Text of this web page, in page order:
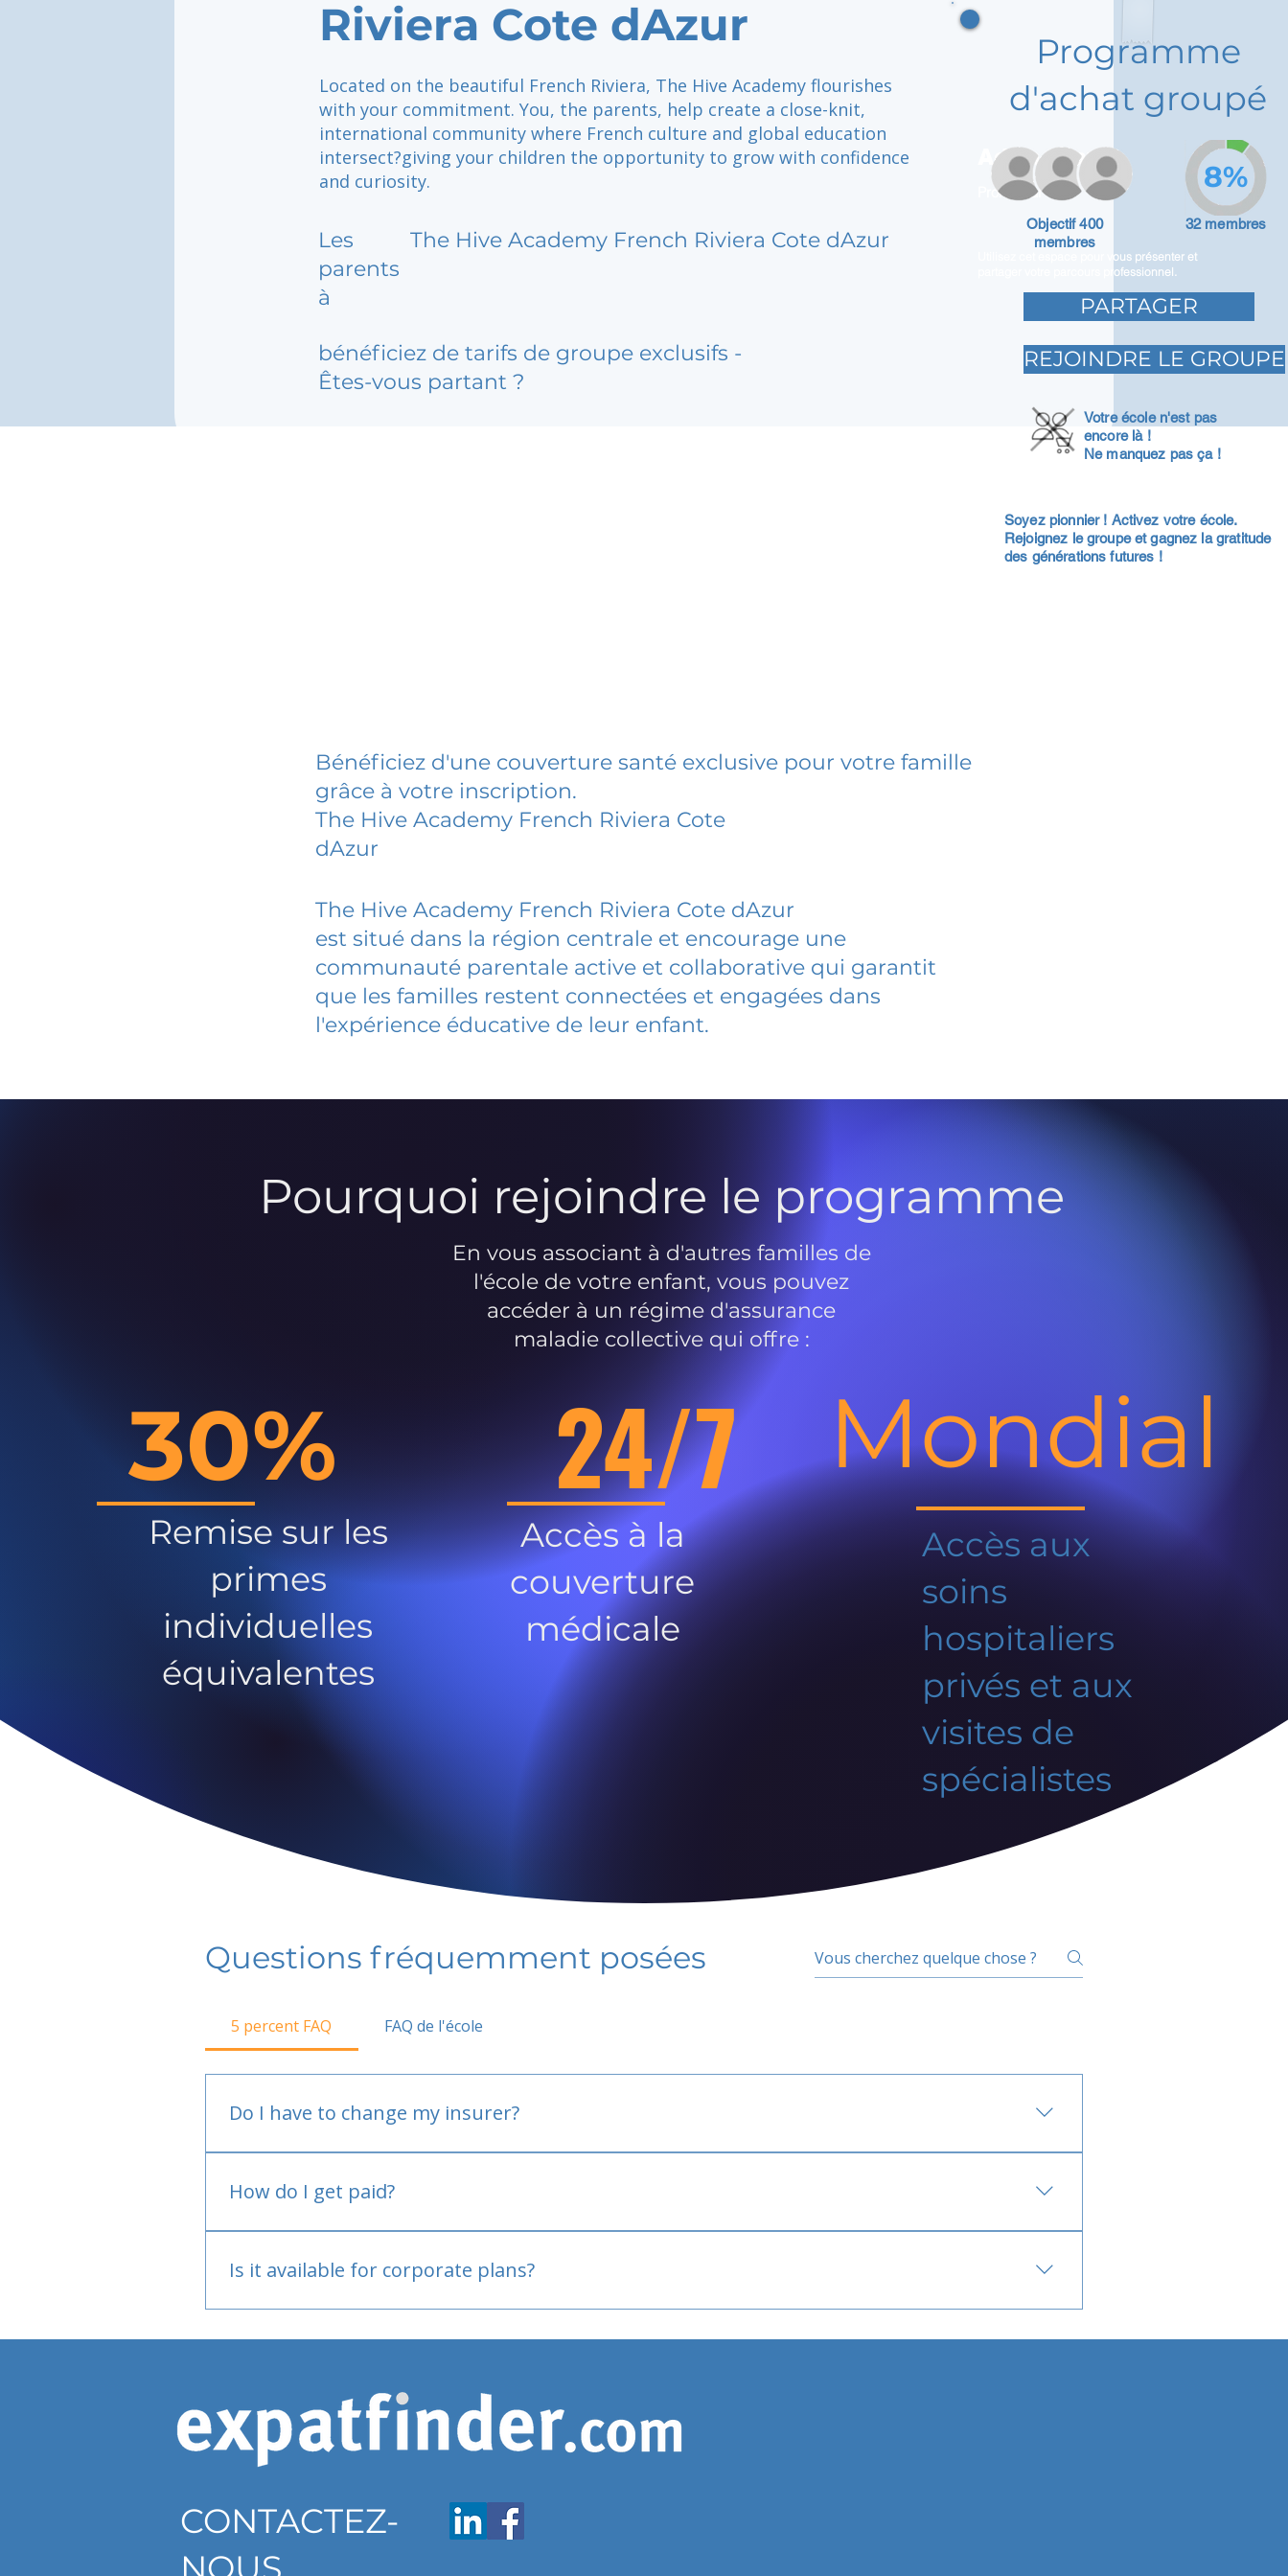
Riviera Cote dAzur
Located on the beautiful French Riviera, The Hive Academy flourishes
with your commitment. You, the parents, help create a close-knit,
international community where French culture and global education
intersect?giving your children the opportunity to grow with confidence
and curiosity.
Les
parents
à
The Hive Academy French Riviera Cote dAzur
bénéficiez de tarifs de groupe exclusifs -
Êtes-vous partant ?
Adam Caar
Promoteur
Utilisez cet espace pour vous présenter et
partager votre parcours professionnel.
Programme
d'achat groupé
Objectif 400
membres
32 membres
8%
PARTAGER
REJOINDRE LE GROUPE
Votre école n'est pas
encore là !
Ne manquez pas ça !
Soyez pionnier ! Activez votre école.
Rejoignez le groupe et gagnez la gratitude
des générations futures !
Bénéficiez d'une couverture santé exclusive pour votre famille
grâce à votre inscription.
The Hive Academy French Riviera Cote
dAzur
The Hive Academy French Riviera Cote dAzur
est situé dans la région centrale et encourage une
communauté parentale active et collaborative qui garantit
que les familles restent connectées et engagées dans
l'expérience éducative de leur enfant.
Pourquoi rejoindre le programme
En vous associant à d'autres familles de
l'école de votre enfant, vous pouvez
accéder à un régime d'assurance
maladie collective qui offre :
30%
Remise sur les
primes
individuelles
équivalentes
24/7
Accès à la
couverture
médicale
Mondial
Accès aux
soins
hospitaliers
privés et aux
visites de
spécialistes
Questions fréquemment posées
5 percent FAQ FAQ de l'école
Do I have to change my insurer?
How do I get paid?
Is it available for corporate plans?
CONTACTEZ-